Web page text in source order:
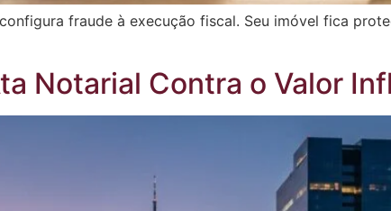
fraude à execução fiscal. Seu imóvel fica
Notarial Contra o Valor